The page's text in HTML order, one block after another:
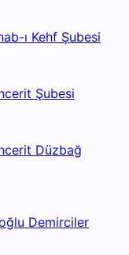
ı Kehf Şubesi
Şubesi
Düzbağ
Demirciler